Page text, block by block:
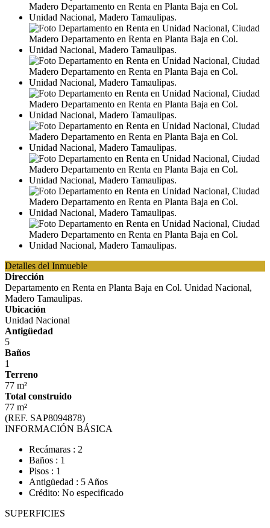
Detalles del Inmueble
Dirección
Departamento en Renta en Planta Baja en Col. Unidad Nacional,
Madero Tamaulipas.
Ubicación
Unidad Nacional
Antigüedad
5
Baños
1
Terreno
77 m²
Total construido
77 m²
(REF. SAP8094878)
INFORMACIÓN BÁSICA
Recámaras : 2
Baños : 1
Pisos : 1
Antigüedad : 5 Años
Crédito: No especificado
SUPERFICIES